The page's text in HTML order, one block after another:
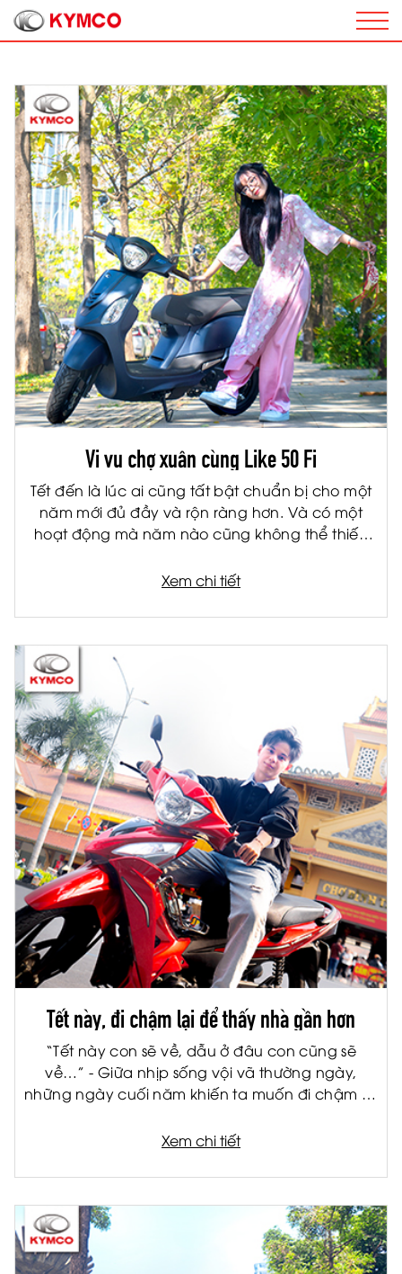
Vi vu chợ xuân cùng Like 50 Fi
Tết đến là lúc ai cũng tất bật chuẩn bị cho một
năm mới đủ đầy và rộn ràng hơn. Và có một
hoạt động mà năm nào cũng không thể thiếu
là… đi chợ xuân. Những con đường đông đúc,
bánh mứt đến đồ trang trí khiến không khí Tết
càng thêm rõ nét.
Xem chi tiết
Tết này, đi chậm lại để thấy nhà gần hơn
“Tết này con sẽ về, dẫu ở đâu con cũng sẽ
về…” - Giữa nhịp sống vội vã thường ngày,
những ngày cuối năm khiến ta muốn đi chậm lại
trên hành trình ấy, hãy để VisarS đồng hành
hơn.
Xem chi tiết